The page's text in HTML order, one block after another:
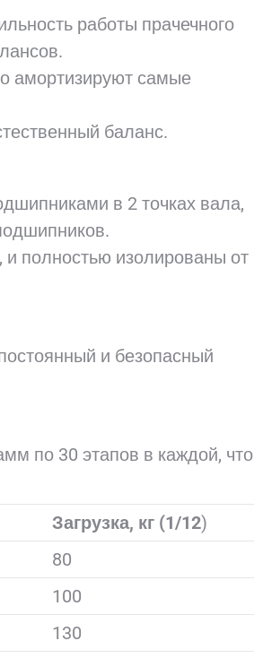
работы прачечного
амортизируют самые
баланс.
в 2 точках вала,
полностью изолированы от
и безопасный
по 30 этапов в каждой, что
Загрузка, кг (1/12)
80
100
130